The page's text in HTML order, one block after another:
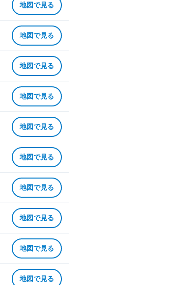
地図で見る
地図で見る
地図で見る
地図で見る
地図で見る
地図で見る
地図で見る
地図で見る
地図で見る
地図で見る